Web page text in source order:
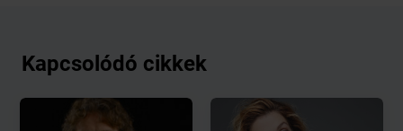
Kapcsolódó cikkek